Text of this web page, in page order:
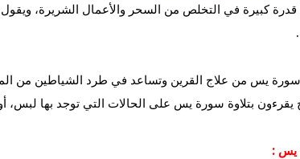
كبيرة في التخلص من السحر والأعمال الشريرة، ويقول
يس من علاج القرين وتساعد في طرد الشياطين من
يقرءون بتلاوة سورة يس على الحالات التي توجد بها
يس :